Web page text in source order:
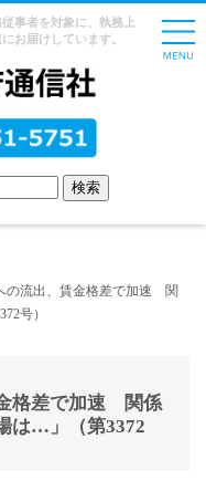
事者を対象に、執務上
お届けしています。
の流出、賃金格差で加速 関
号）
格差で加速 関係
は…」（第3372